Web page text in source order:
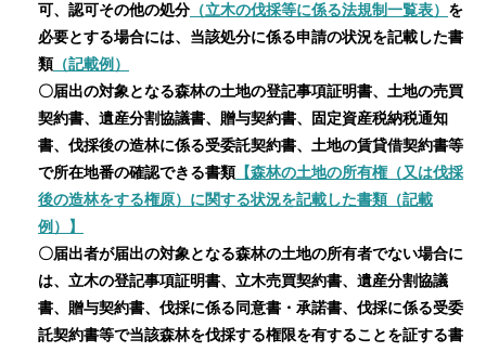
可、認可その他の処分（立木の伐採等に係る法規制一覧表） を
必要とする場合には、当該処分に係る申請の状況を記載した書
類（記載例）
〇届出の対象となる森林の土地の登記事項証明書、土地の売買
契約書、遺産分割協議書、贈与契約書、固定資産税納税通知
書、伐採後の造林に係る受委託契約書、土地の賃貸借契約書等
で所在地番の確認できる書類【森林の土地の所有権（又は伐採
後の造林をする権原）に関する状況を記載した書類（記載
例）】
〇届出者が届出の対象となる森林の土地の所有者でない場合に
は、立木の登記事項証明書、立木売買契約書、遺産分割協議
書、贈与契約書、伐採に係る同意書・承諾書、伐採に係る受委
託契約書等で当該森林を伐採する権限を有することを証する書